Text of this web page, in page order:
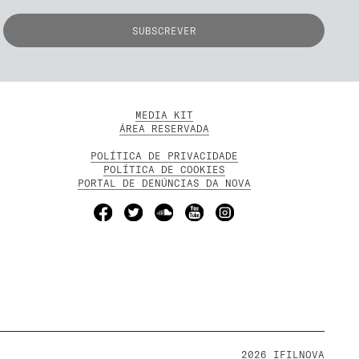
MEDIA KIT
ÁREA RESERVADA
POLÍTICA DE PRIVACIDADE
POLÍTICA DE COOKIES
PORTAL DE DENÚNCIAS DA NOVA
2026 IFILNOVA